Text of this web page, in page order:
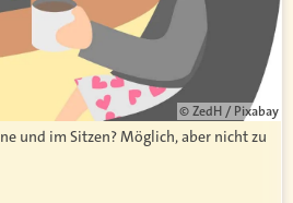
© ZedH / Pixabay
und im Sitzen? Möglich, aber nicht zu